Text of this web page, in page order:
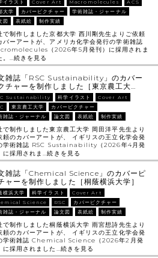
イラスト Cover Art Macromolecules
ACS
大学
カバーピクチャー
学術雑誌・ジャーナル
図
表紙絵 制作実績
で制作しました京都大学 西川剛先生よりご依頼
バーアートが、アメリカ化学会発行の学術雑誌
（2026年5月発刊）に採用されま
。…続きを見る
雑誌「RSC Sustainability」のカバー
チャーを制作しました［東京農工大…
Sustainability 科学イラスト
Cover Art
東京農工大学
カバーピクチャー
雑誌・ジャーナル
論文図 表紙絵 制作実績
で制作しました東京農工大学 岡田洋平先生より
頼のカバーアートが、 イギリスの王立化学会発
学術雑誌 RSC Sustainability（2026年4月発
に採用されま…続きを見る
雑誌「Chemical Science」のカバーピ
ャーを制作しました［桐蔭横浜大学］
横浜大学 科学イラスト
Cover Art
Science
RSC
カバーピクチャー
雑誌・ジャーナル
論文図 表紙絵 制作実績
で制作しました桐蔭横浜大学 雨宮想詩先生より
頼のカバーアートが、 イギリスの王立化学会発
学術雑誌 Chemical Science（2026年2月発
に採用されました…続きを見る